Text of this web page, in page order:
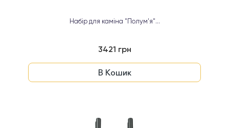
Набір для каміна "Полум'я"...
3421 грн
В Кошик